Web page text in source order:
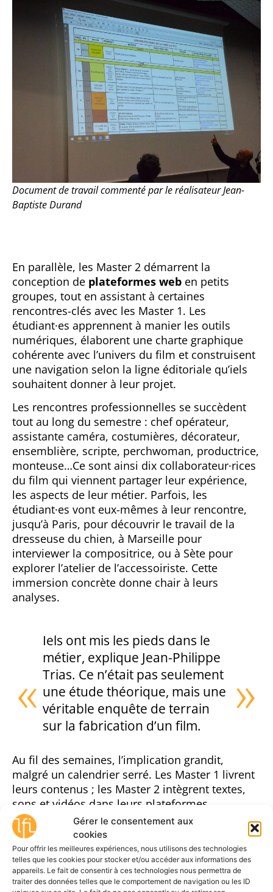
Gérer le consentement aux
cookies
Pour offrir les meilleures expériences, nous utilisons des technologies
telles que les cookies pour stocker et/ou accéder aux informations des
appareils. Le fait de consentir à ces technologies nous permettra de
traiter des données telles que le comportement de navigation ou les ID
Document de travail commenté par le réalisateur Jean-
Baptiste Durand
En parallèle, les Master 2 démarrent la
conception de plateformes web en petits
groupes, tout en assistant à certaines
rencontres-clés avec les Master 1. Les
étudiant·es apprennent à manier les outils
numériques, élaborent une charte graphique
cohérente avec l’univers du film et construisent
une navigation selon la ligne éditoriale qu’iels
souhaitent donner à leur projet.
Les rencontres professionnelles se succèdent
tout au long du semestre : chef opérateur,
assistante caméra, costumières, décorateur,
ensemblière, scripte, perchwoman, productrice,
monteuse…Ce sont ainsi dix collaborateur·rices
du film qui viennent partager leur expérience,
les aspects de leur métier. Parfois, les
étudiant·es vont eux-mêmes à leur rencontre,
jusqu’à Paris, pour découvrir le travail de la
dresseuse du chien, à Marseille pour
interviewer la compositrice, ou à Sète pour
explorer l’atelier de l’accessoiriste. Cette
immersion concrète donne chair à leurs
analyses.
Iels ont mis les pieds dans le
métier, explique Jean-Philippe
Trias. Ce n’était pas seulement
une étude théorique, mais une
véritable enquête de terrain
sur la fabrication d’un film.
Au fil des semaines, l’implication grandit,
malgré un calendrier serré. Les Master 1 livrent
leurs contenus ; les Master 2 intègrent textes,
sons et vidéos dans leurs plateformes,
peaufinent le design, testent l’ergonomie. Parmi
les cinq groupes du Master 2, l’un des projets se
distingue : une étudiante, douée en illustration,
choisit de dessiner à la main toute la charte
graphique, dans un style inspiréd’un carnet de